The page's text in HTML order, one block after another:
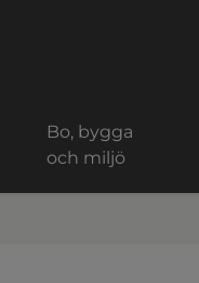
Bo, bygga
och miljö